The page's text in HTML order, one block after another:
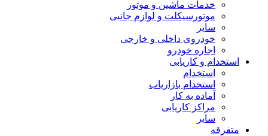
خدمات ماشین و موتور
موتورسیکلت و لوازم جانبی
سایر
خودروی داخلی و خارجی
اجاره خودرو
استخدام و کاریابی
استخدام
استخدام بازاریاب
آماده به کار
مراکز کاریابی
سایر
متفرقه